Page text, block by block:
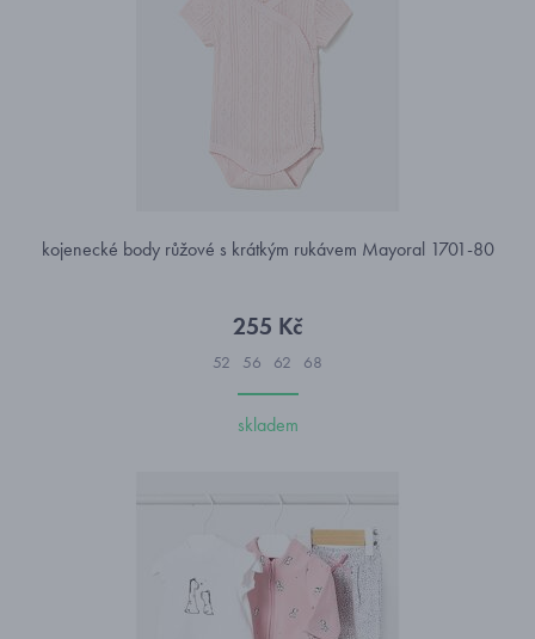
kojenecké body růžové s krátkým rukávem Mayoral 1701-80
255 Kč
52 56 62 68
skladem